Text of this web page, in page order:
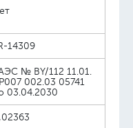
14309
№ BY/112 11.01.
002.03 05741
03.04.2030